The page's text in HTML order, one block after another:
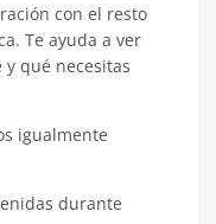
con el resto
Te ayuda a ver
qué necesitas
igualmente
durante